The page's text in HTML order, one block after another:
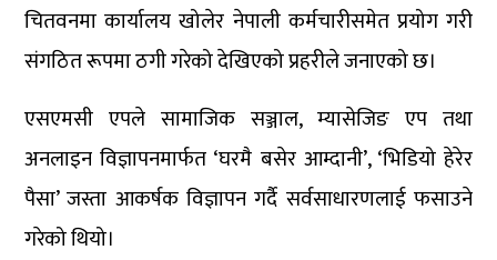
चितवनमा कार्यालय खोलेर नेपाली कर्मचारीसमेत प्रयोग गरी
संगठित रूपमा ठगी गरेको देखिएको प्रहरीले जनाएको छ।
एसएमसी एपले सामाजिक सञ्जाल, म्यासेजिङ एप तथा
अनलाइन विज्ञापनमार्फत ‘घरमै बसेर आम्दानी’, ‘भिडियो हेरेर
पैसा’ जस्ता आकर्षक विज्ञापन गर्दै सर्वसाधारणलाई फसाउने
गरेको थियो।